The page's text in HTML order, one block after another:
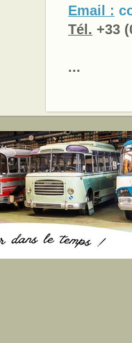
Email :
Tél. +33
...